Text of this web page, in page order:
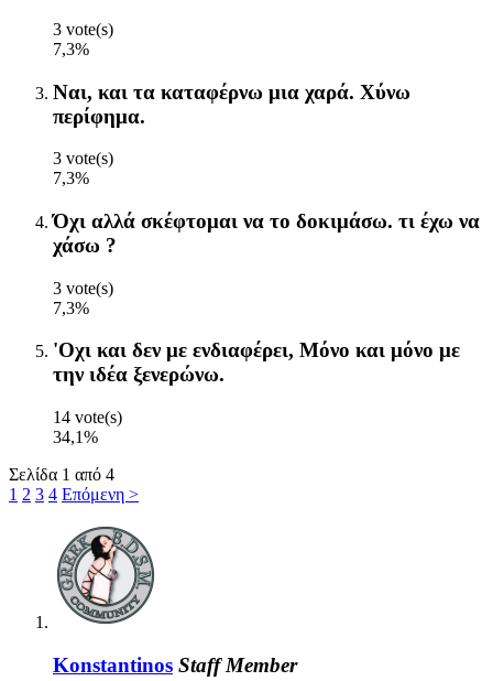
3 vote(s)
7,3%
Ναι, και τα καταφέρνω μια χαρά. Χύνω
περίφημα.
3 vote(s)
7,3%
Όχι αλλά σκέφτομαι να το δοκιμάσω. τι έχω να
χάσω ?
3 vote(s)
7,3%
'Οχι και δεν με ενδιαφέρει, Μόνο και μόνο με
την ιδέα ξενερώνω.
14 vote(s)
34,1%
Σελίδα 1 από 4
1 2 3 4 Επόμενη >
Konstantinos Staff Member